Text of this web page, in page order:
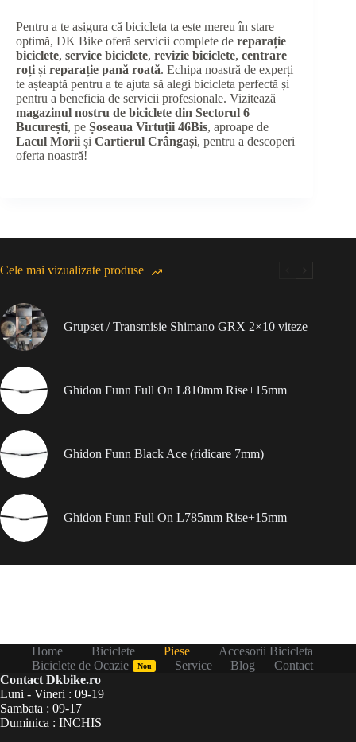
Pentru a te asigura că bicicleta ta este mereu în stare
optimă, DK Bike oferă servicii complete de reparație
biciclete, service biciclete, revizie biciclete, centrare
roți și reparație pană roată. Echipa noastră de experți
te așteaptă pentru a te ajuta să alegi bicicleta perfectă și
pentru a beneficia de servicii profesionale. Vizitează
magazinul nostru de biciclete din Sectorul 6
București, pe Șoseaua Virtuții 46Bis, aproape de
Lacul Morii și Cartierul Crângași, pentru a descoperi
oferta noastră!
Cele mai vizualizate produse
Grupset / Transmisie Shimano GRX 2×10 viteze
Ghidon Funn Full On L810mm Rise+15mm
Ghidon Funn Black Ace (ridicare 7mm)
Ghidon Funn Full On L785mm Rise+15mm
Home Biciclete Piese
Accesorii Bicicleta
Biciclete de Ocazie
Nou Service Blog
Contact
Contact Dkbike.ro
Luni - Vineri : 09-19
Sambata : 09-17
Duminica : INCHIS